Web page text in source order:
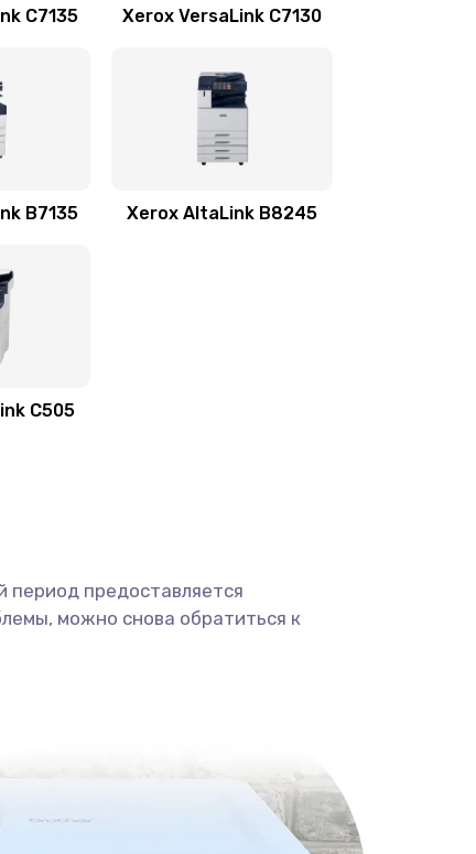
C7135 Xerox VersaLink C7130
B7135 Xerox AltaLink B8245
C505
период предоставляется
можно снова обратиться к